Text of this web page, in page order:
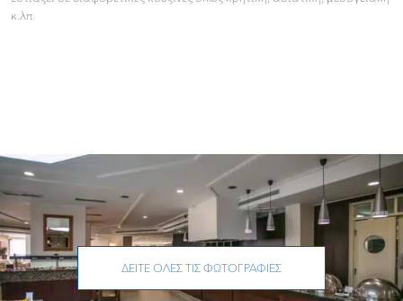
κ.λπ.
ΔΕΊΤΕ ΌΛΕΣ ΤΙΣ ΦΩΤΟΓΡΑΦΊΕΣ